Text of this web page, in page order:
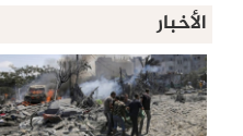
الأخبار